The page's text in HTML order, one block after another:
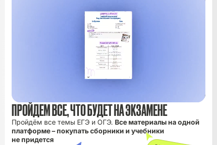
ПРОЙДЕМ ВСЕ, ЧТО БУДЕТ НА ЭКЗАМЕНЕ
Пройдём все темы ЕГЭ и ОГЭ. Все материалы на одной
платформе – покупать сборники и учебники
не придется